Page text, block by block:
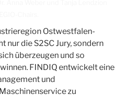
Ostwestfalen-
nur die S2SC Jury, sondern
überzeugen und so
FINDIQ entwickelt eine
und
zu